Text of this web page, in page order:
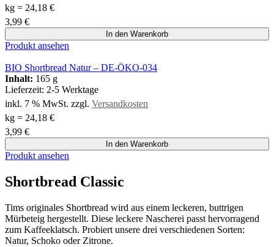
kg = 24,18 €
3,99 €
In den Warenkorb
Produkt ansehen
BIO Shortbread Natur – DE-ÖKO-034
Inhalt: 165 g
Lieferzeit: 2-5 Werktage
inkl. 7 % MwSt. zzgl. Versandkosten
kg = 24,18 €
3,99 €
In den Warenkorb
Produkt ansehen
Shortbread Classic
Tims originales Shortbread wird aus einem leckeren, buttrigen
Mürbeteig hergestellt. Diese leckere Nascherei passt hervorragend
zum Kaffeeklatsch. Probiert unsere drei verschiedenen Sorten:
Natur, Schoko oder Zitrone.